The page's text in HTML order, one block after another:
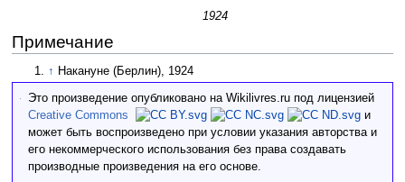
1924
Примечание
↑ Накануне (Берлин), 1924
Это произведение опубликовано на Wikilivres.ru под лицензией
Creative Commons
и
может быть воспроизведено при условии указания авторства и
его некоммерческого использования без права создавать
производные произведения на его основе.